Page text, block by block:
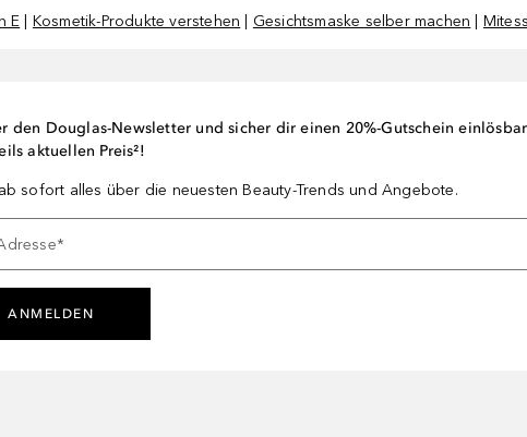
E Kosmetik-Produkte verstehen Gesichtsmaske selber machen
den Douglas-Newsletter und sicher dir einen 20%-Gutschein
aktuellen Preis²!
sofort alles über die neuesten Beauty-Trends und Angebote.
*
ANMELDEN